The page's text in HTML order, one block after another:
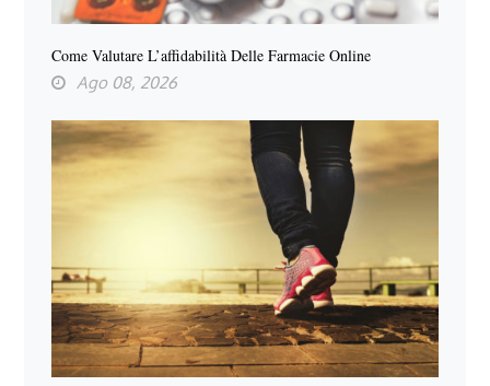
Come Valutare L’affidabilità Delle Farmacie Online
Ago 08, 2026